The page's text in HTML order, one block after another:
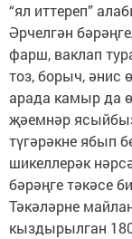
“ял иттереп”
Әрчелгән
фарш, ваклап
тоз, борыч, әнис
арада камыр да
җәемнәр
түгәрәкне ябып
шикеллерәк
бәрәңге тәкәсе
Тәкәләрне
кыздырылган